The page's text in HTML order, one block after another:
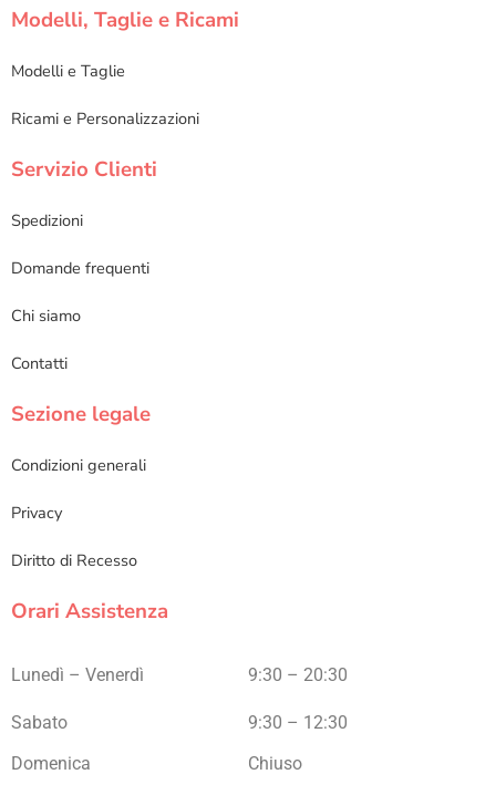
Modelli, Taglie e Ricami
Modelli e Taglie
Ricami e Personalizzazioni
Servizio Clienti
Spedizioni
Domande frequenti
Chi siamo
Contatti
Sezione legale
Condizioni generali
Privacy
Diritto di Recesso
Orari Assistenza
Lunedì – Venerdì 9:30 – 20:30
Sabato 9:30 – 12:30
Domenica Chiuso